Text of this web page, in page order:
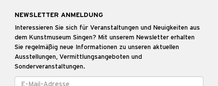
NEWSLETTER ANMELDUNG
Interessieren Sie sich für Veranstaltungen und Neuigkeiten aus
dem Kunstmuseum Singen? Mit unserem Newsletter erhalten
Sie regelmäßig neue Informationen zu unseren aktuellen
Ausstellungen, Vermittlungsangeboten und
Sonderveranstaltungen.